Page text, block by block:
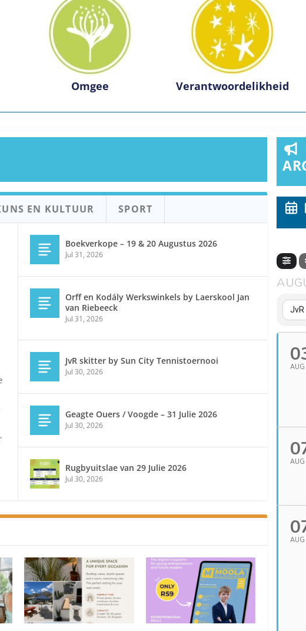
Omgee Verantwoordelikheid
EN KULTUUR SPORT
Boekverkope – 19 & 20 Augustus 2026
Jul 31, 2026
Orff en Kodály Werkswinkels by Laerskool Jan
van Riebeeck
Jul 31, 2026
JvR skitter by Sun City Tennistoernooi
Jul 30, 2026
Geagte Ouers / Voogde – 31 Julie 2026
Jul 30, 2026
Rugbyuitslae van 29 Julie 2026
Jul 30, 2026
JvR
AUG
AUG
AUG